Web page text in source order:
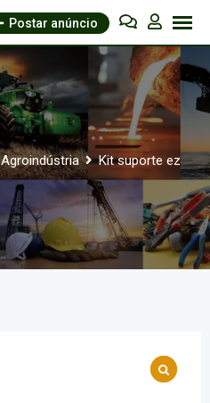
Postar anúncio
Agroindústria
Kit suporte ez